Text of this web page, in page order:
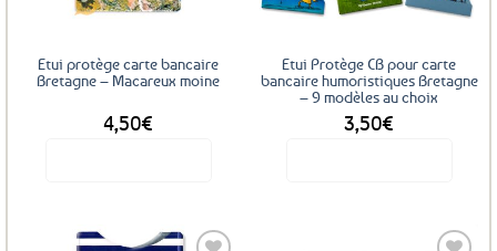
Etui protège carte bancaire
Bretagne – Macareux moine
4,50€
Etui Protège CB pour carte
bancaire humoristiques Bretagne
– 9 modèles au choix
3,50€